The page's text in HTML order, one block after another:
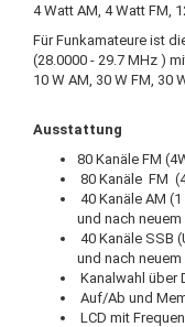
4 Watt AM, 4 Watt FM,
Für Funkamateure ist
(28.0000 - 29.7 MHz )
10 W AM, 30 W FM, 30
Ausstattung
80 Kanäle FM
80 Kanäle FM
40 Kanäle AM (1
und nach
40 Kanäle SSB
und nach
Kanalwahl über
Auf/Ab und
LCD mit